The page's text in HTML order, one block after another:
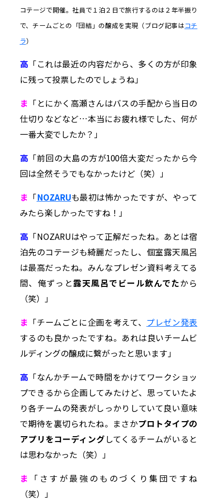
コテージで開催。社員で１泊２日で旅行するのは２年半振り
で、チームごとの「団結」の醸成を実現（ブログ記事はコチ
ラ）
高 「これは最近の内容だから、多くの方が印象
に残って投票したのでしょうね」
ま 「とにかく高瀬さんはバスの手配から当日の
仕切りなどなど…本当にお疲れ様でした、何が
一番大変でしたか？」
高 「前回の大島の方が100倍大変だったから今
回は全然そうでもなかったけど（笑）」
ま 「NOZARUも最初は怖かったですが、やって
みたら楽しかったですね！」
高 「NOZARUはやって正解だったね。あとは宿
泊先のコテージも綺麗だったし、個室露天風呂
は最高だったね。みんなプレゼン資料考えてる
間、俺ずっと露天風呂でビール飲んでたから
（笑）」
ま 「チームごとに企画を考えて、 プレゼン発表
するのも良かったですね。あれは良いチームビ
ルディングの醸成に繋がったと思います」
高 「なんかチームで時間をかけてワークショッ
プできるから企画してみたけど、思っていたよ
り各チームの発表がしっかりしていて良い意味
で期待を裏切られたね。まさかプロトタイプの
アプリをコーディング してくるチームがいると
は思わなかった（笑）」
ま
「さすが最強のものづくり集団ですね
（笑）」